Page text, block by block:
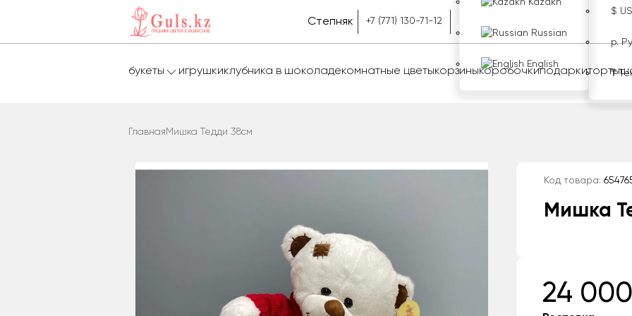
Степняк +7 (771) 130-71-12
Kazakh
Russian
English
$
р.
₸
букеты игрушкиклубника в шоколадекомнатные цветыкорзиныкоробочкиподаркиторты
Главная Мишка Тедди 38см
Код товара:
Мишка
24